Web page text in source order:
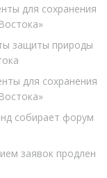
для сохранения
защиты природы
для сохранения
собирает форум
заявок продлен